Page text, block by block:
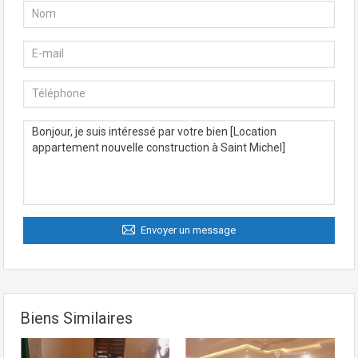
Envoyer un message
Biens Similaires